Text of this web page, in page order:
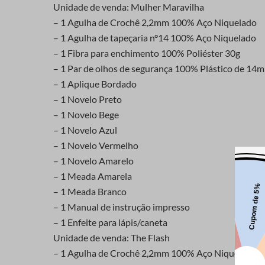
Unidade de venda: Mulher Maravilha
– 1 Agulha de Crochê 2,2mm 100% Aço Niquelado
– 1 Agulha de tapeçaria n°14 100% Aço Niquelado
– 1 Fibra para enchimento 100% Poliéster 30g
– 1 Par de olhos de segurança 100% Plástico de
– 1 Aplique Bordado
– 1 Novelo Preto
– 1 Novelo Bege
– 1 Novelo Azul
– 1 Novelo Vermelho
– 1 Novelo Amarelo
– 1 Meada Amarela
– 1 Meada Branco
– 1 Manual de instrução impresso
– 1 Enfeite para lápis/caneta
Unidade de venda: The Flash
– 1 Agulha de Crochê 2,2mm 100% Aço Niquelado